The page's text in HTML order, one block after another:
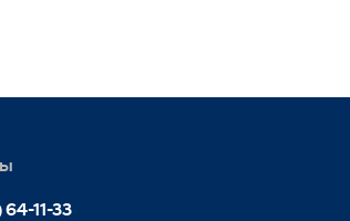
64-11-33